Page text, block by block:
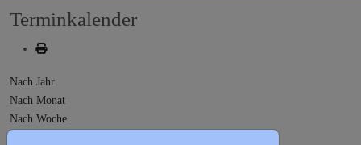
Terminkalender
Nach Jahr
Nach Monat
Nach Woche